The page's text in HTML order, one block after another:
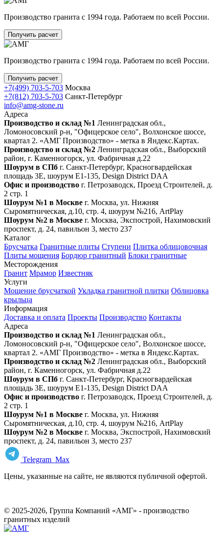
Производство гранита с 1994 года. Работаем по всей России.
Получить расчет
Производство гранита с 1994 года. Работаем по всей России.
Получить расчет
+7(499) 703-5-703 Москва
+7(812) 703-5-703 Санкт-Петербург
info@amg-stone.ru
Адреса
Производство и склад №1 Ленинградская обл.,
Ломоносовский р-н, "Офицерское село", Волхонское шоссе,
квартал 2. «АМГ Производство» - метка в Яндекс.Картах.
Производство и склад №2 Ленинградская обл., Выборский
район, г. Каменногорск, ул. Фабричная д.22
Шоурум в СПб г. Санкт‑Петербург, Красногвардейская
площадь 3Е, шоурум Е1-135, Design District DAA
Офис и производство г. Петрозаводск, Проезд Строителей, д.
2 стр. 1
Шоурум №1 в Москве г. Москва, ул. Нижняя
Сыромятническая, д.10, стр. 4, шоурум №216, ArtPlay
Шоурум №2 в Москве г. Москва, Экспострой, Нахимовский
проспект, д. 24, павильон 3, место 237
Каталог
Брусчатка Гранитные плиты Ступени Плитка облицовочная
Плиты мощения Бордюр гранитный Блоки гранитные
Месторождения
Гранит Мрамор Известняк
Услуги
Мощение брусчаткой Укладка гранитной плитки Облицовка
крыльца
Информация
Доставка и оплата Проекты Производство Контакты
Адреса
Производство и склад №1 Ленинградская обл.,
Ломоносовский р-н, "Офицерское село", Волхонское шоссе,
квартал 2. «АМГ Производство» - метка в Яндекс.Картах.
Производство и склад №2 Ленинградская обл., Выборский
район, г. Каменногорск, ул. Фабричная д.22
Шоурум в СПб г. Санкт‑Петербург, Красногвардейская
площадь 3Е, шоурум Е1-135, Design District DAA
Офис и производство г. Петрозаводск, Проезд Строителей, д.
2 стр. 1
Шоурум №1 в Москве г. Москва, ул. Нижняя
Сыромятническая, д.10, стр. 4, шоурум №216, ArtPlay
Шоурум №2 в Москве г. Москва, Экспострой, Нахимовский
проспект, д. 24, павильон 3, место 237
Telegram Max
Цены, указанные на сайте, не являются публичной офертой.
© 2025-2026, Группа Компаний «АМГ» - производство
гранитных изделий